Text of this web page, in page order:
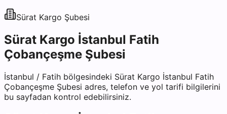
Sürat Kargo Şubesi
Sürat Kargo İstanbul Fatih
Çobançeşme Şubesi
İstanbul / Fatih bölgesindeki Sürat Kargo İstanbul Fatih
Çobançeşme Şubesi adres, telefon ve yol tarifi bilgilerini
bu sayfadan kontrol edebilirsiniz.